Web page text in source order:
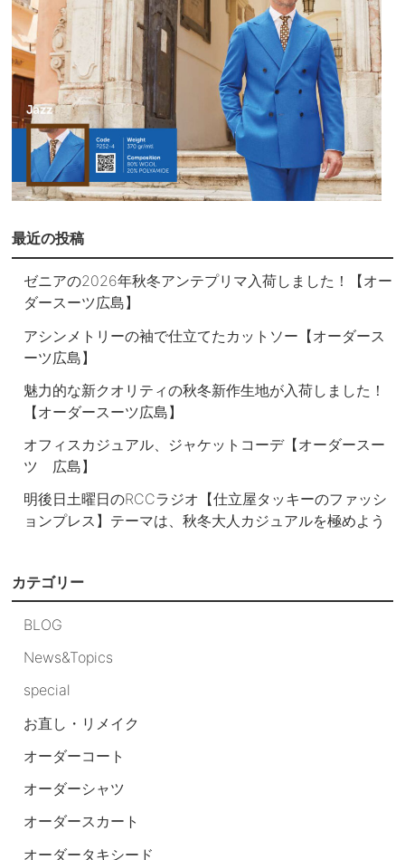
最近の投稿
ゼニアの2026年秋冬アンテプリマ入荷しました！【オー
ダースーツ広島】
アシンメトリーの袖で仕立てたカットソー【オーダース
ーツ広島】
魅力的な新クオリティの秋冬新作生地が入荷しました！
【オーダースーツ広島】
オフィスカジュアル、ジャケットコーデ【オーダースー
ツ 広島】
明後日土曜日のRCCラジオ【仕立屋タッキーのファッシ
ョンプレス】テーマは、秋冬大人カジュアルを極めよう
カテゴリー
BLOG
News&Topics
special
お直し・リメイク
オーダーコート
オーダーシャツ
オーダースカート
オーダータキシード